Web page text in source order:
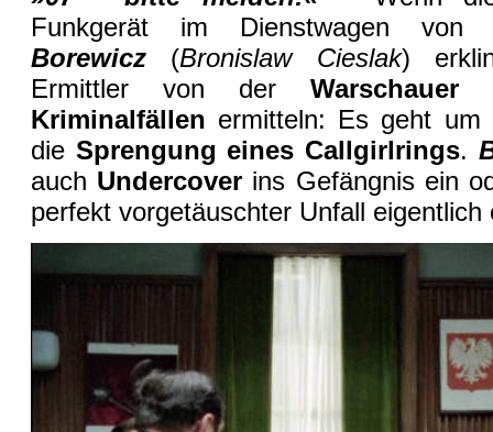
Funkgerät im Dienstwagen
Borewicz (Bronislaw Cieslak)
Ermittler von der Warschauer
Kriminalfällen ermitteln: Es geht um
die Sprengung eines Callgirlrings.
auch Undercover ins Gefängnis ein
perfekt vorgetäuschter Unfall